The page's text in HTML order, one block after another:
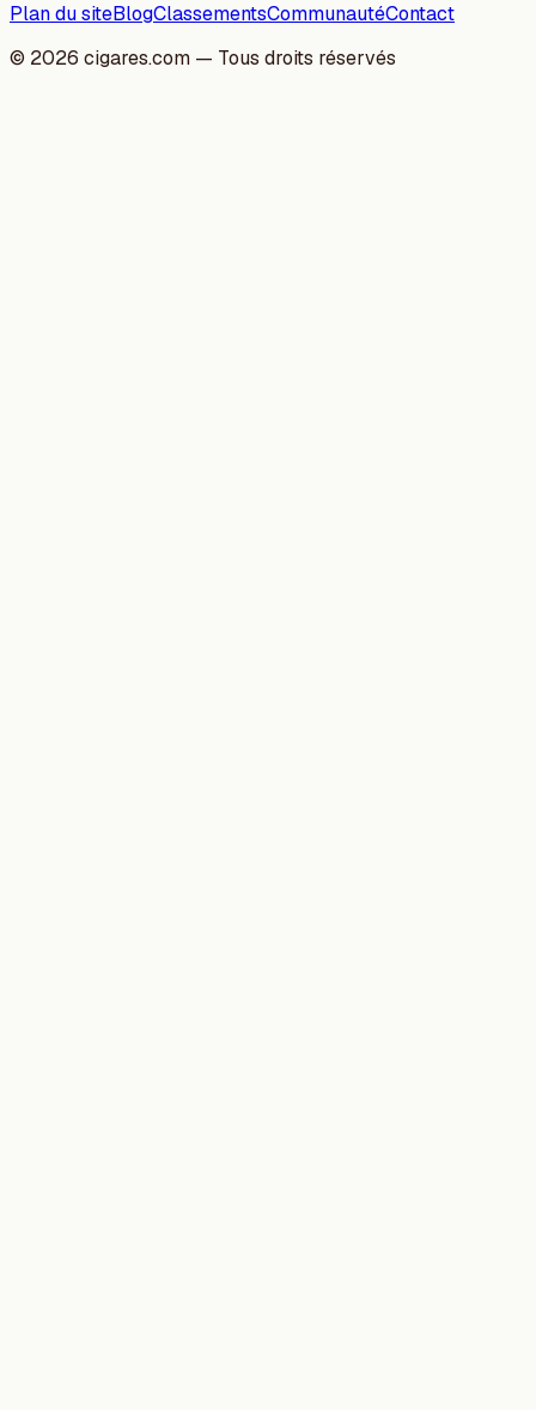
Plan du siteBlogClassementsCommunautéContact
© 2026 cigares.com — Tous droits réservés